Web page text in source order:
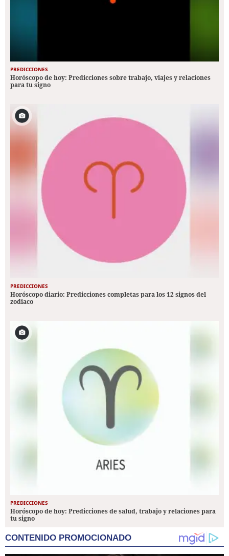
PREDICCIONES
Horóscopo de hoy: Predicciones sobre trabajo, viajes y relaciones
para tu signo
PREDICCIONES
Horóscopo diario: Predicciones completas para los 12 signos del
zodiaco
PREDICCIONES
Horóscopo de hoy: Predicciones de salud, trabajo y relaciones para
tu signo
CONTENIDO PROMOCIONADO